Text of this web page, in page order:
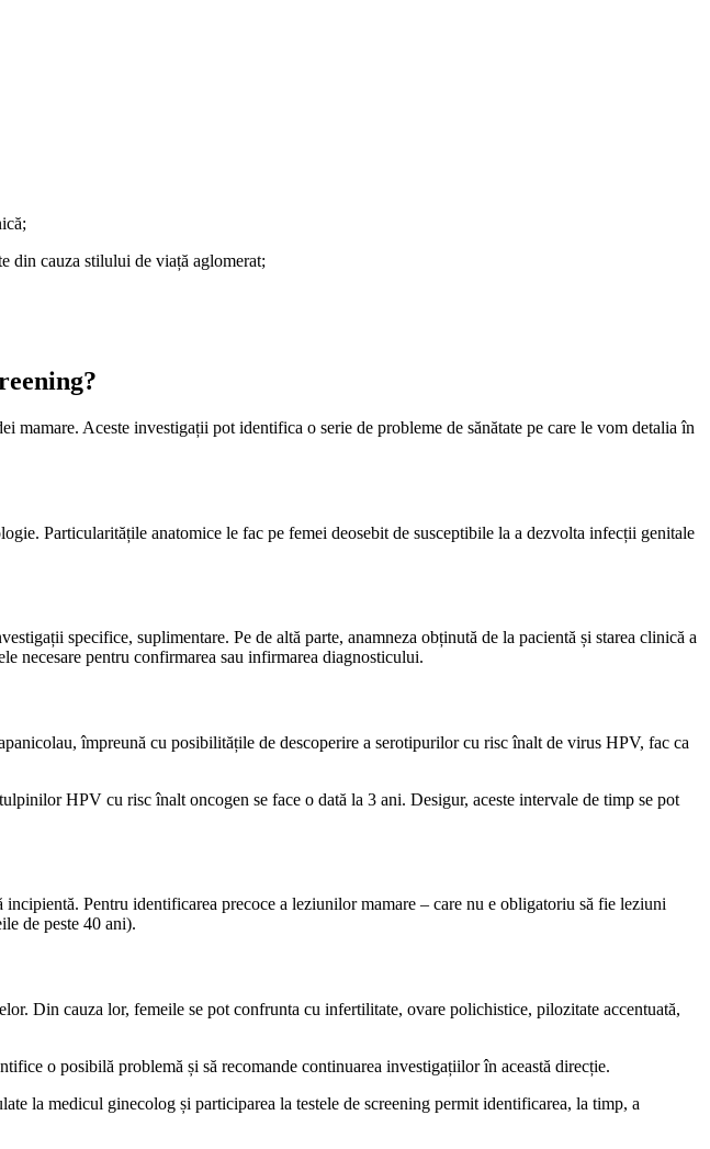
din cauza stilului de viață aglomerat;
mamare. Aceste investigații pot identifica o serie de probleme de sănătate pe care le vom detalia în
Particularitățile anatomice le fac pe femei deosebit de susceptibile la a dezvolta infecții genitale
specifice, suplimentare. Pe de altă parte, anamneza obținută de la pacientă și starea clinică a
necesare pentru confirmarea sau infirmarea diagnosticului.
împreună cu posibilitățile de descoperire a serotipurilor cu risc înalt de virus HPV, fac ca
HPV cu risc înalt oncogen se face o dată la 3 ani. Desigur, aceste intervale de timp se pot
Pentru identificarea precoce a leziunilor mamare – care nu e obligatoriu să fie leziuni
de peste 40 ani).
Din cauza lor, femeile se pot confrunta cu infertilitate, ovare polichistice, pilozitate accentuată,
o posibilă problemă și să recomande continuarea investigațiilor în această direcție.
la medicul ginecolog și participarea la testele de screening permit identificarea, la timp, a